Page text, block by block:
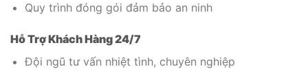
Quy trình đóng gói đảm bảo an ninh
Hỗ Trợ Khách Hàng 24/7
Đội ngũ tư vấn nhiệt tình, chuyên nghiệp